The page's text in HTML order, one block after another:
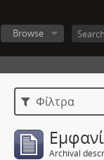
Browse
Φίλτρα
Archival